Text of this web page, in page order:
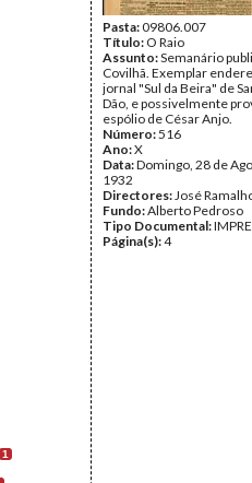
1
Pasta:09806.007
Título: O Raio
Assunto:Semanário
Covilhã. Exemplar
jornal "Sul da Beira" de
Dão, e possivelmente
espólio de César Anjo.
Número:516
Ano:X
Data:Domingo, 28 de
1932
Directores:José
Fundo:Alberto Pedroso
Tipo Documental:
Página(s):4